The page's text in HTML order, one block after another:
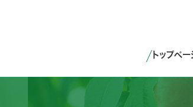
トップペー